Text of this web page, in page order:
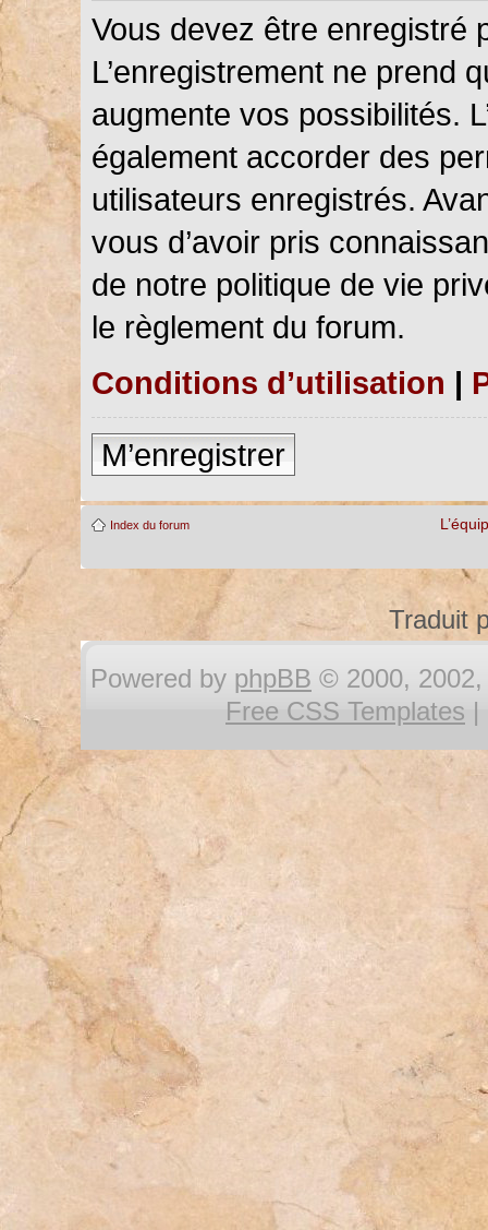
Vous devez être enregistré
L’enregistrement ne prend
augmente vos possibilités.
également accorder des
utilisateurs enregistrés.
vous d’avoir pris
de notre politique de vie
le règlement du forum.
Conditions d’utilisation |
M’enregistrer
Index du forum
Traduit
Powered by phpBB © 2000, 2002,
Free CSS Templates |